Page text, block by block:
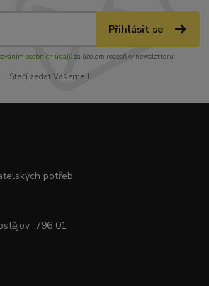
Přihlásit se
osobních údajůza účelem rozesílky newsletteru.
Stačí zadat Váš email.
potřeb
796 01